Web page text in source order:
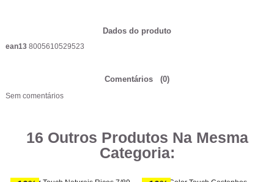
Dados do produto
ean13 8005610529523
Comentários (0)
Sem comentários
16 Outros Produtos Na Mesma
Categoria: